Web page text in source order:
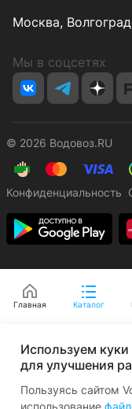
Москва,
Мы в соцсетях
© 2026 Водовоз.RU
Конфиденциальность
Главная Каталог
Используем
для улучшения
Пользуясь сайтом
использование